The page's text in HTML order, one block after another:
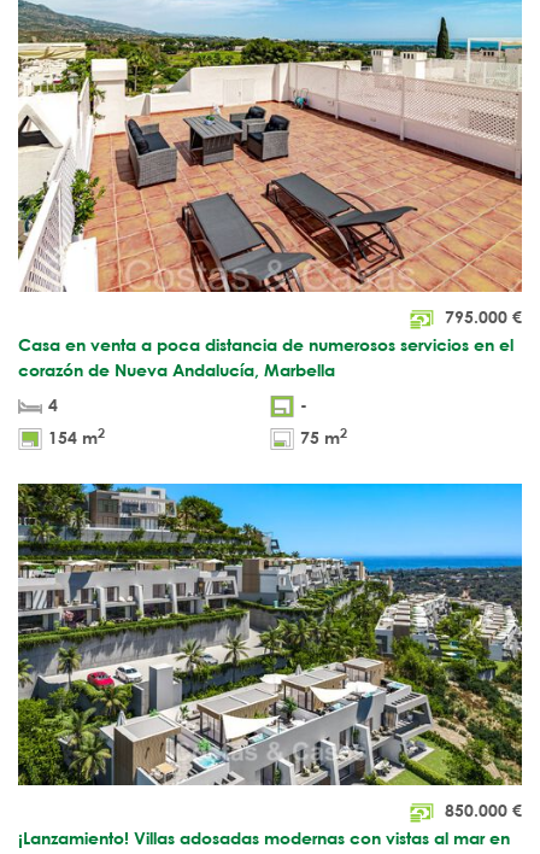
795.000 €
Casa en venta a poca distancia de numerosos servicios en el
corazón de Nueva Andalucía, Marbella
4
-
154 m2 75 m2
850.000 €
¡Lanzamiento! Villas adosadas modernas con vistas al mar en